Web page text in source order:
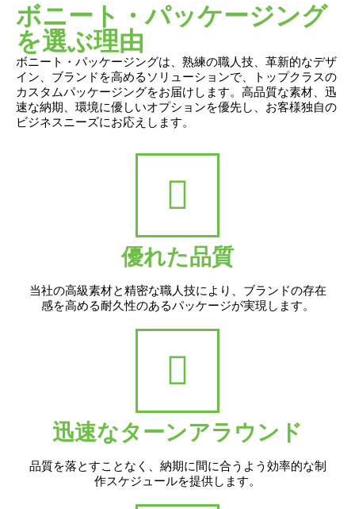
ボニート・パッケージング
を選ぶ理由
ボニート・パッケージングは、熟練の職人技、革新的なデザ
イン、ブランドを高めるソリューションで、トップクラスの
カスタムパッケージングをお届けします。高品質な素材、迅
速な納期、環境に優しいオプションを優先し、お客様独自の
ビジネスニーズにお応えします。
優れた品質
当社の高級素材と精密な職人技により、ブランドの存在
感を高める耐久性のあるパッケージが実現します。
迅速なターンアラウンド
品質を落とすことなく、納期に間に合うよう効率的な制
作スケジュールを提供します。